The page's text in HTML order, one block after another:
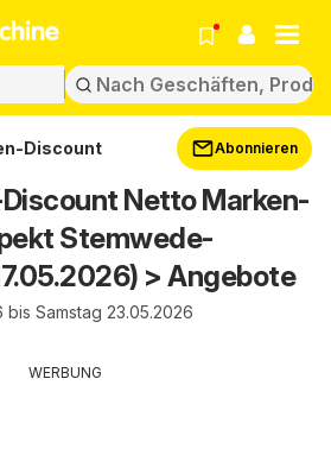
Discount Abonnieren
Netto Marken-
Stemwede-
> Angebote
bis Samstag 23.05.2026
WERBUNG